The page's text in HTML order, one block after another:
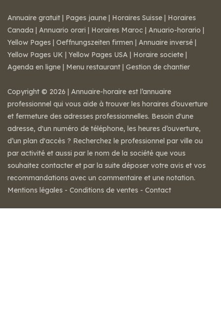
Annuaire gratuit | Pages jaune | Horaires Suisse | Horaires
Canada | Annuario orari | Horaires Maroc | Anuario-horario |
Yellow Pages | Oeffnungszeiten firmen | Annuaire inversé |
Yellow Pages UK | Yellow Pages USA | Horaire societe |
Agenda en ligne | Menu restaurant | Gestion de chantier
Copyright © 2026 | Annuaire-horaire est l’annuaire
professionnel qui vous aide à trouver les horaires d’ouverture
et fermeture des adresses professionnelles. Besoin d'une
adresse, d'un numéro de téléphone, les heures d’ouverture,
d’un plan d'accès ? Recherchez le professionnel par ville ou
par activité et aussi par le nom de la société que vous
souhaitez contacter et par la suite déposer votre avis et vos
recommandations avec un commentaire et une notation.
Mentions légales - Conditions de ventes - Contact